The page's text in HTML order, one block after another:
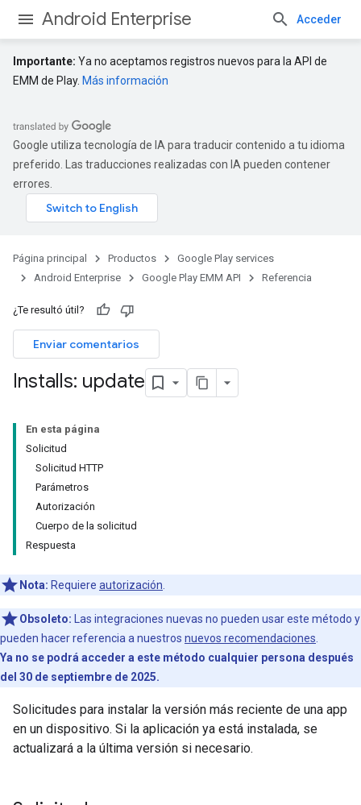
Android Enterprise Acceder
Importante: Ya no aceptamos registros nuevos para la API de
EMM de Play. Más información
Google utiliza tecnología de IA para traducir contenido a tu idioma
preferido. Las traducciones realizadas con IA pueden contener
errores.
Página principal Productos
Google Play services
Android Enterprise
Google Play EMM API Referencia
¿Te resultó útil?
Enviar comentarios
Installs: update
En esta página
Solicitud
Solicitud HTTP
Parámetros
Autorización
Cuerpo de la solicitud
Respuesta
Nota: Requiere autorización
Obsoleto: Las integraciones nuevas no pueden usar este método y
pueden hacer referencia a nuestros nuevos recomendaciones
Ya no se podrá acceder a este método cualquier persona después
del 30 de septiembre de 2025.
Solicitudes para instalar la versión más reciente de una app
en un dispositivo. Si la aplicación ya está instalada, se
actualizará a la última versión si necesario.